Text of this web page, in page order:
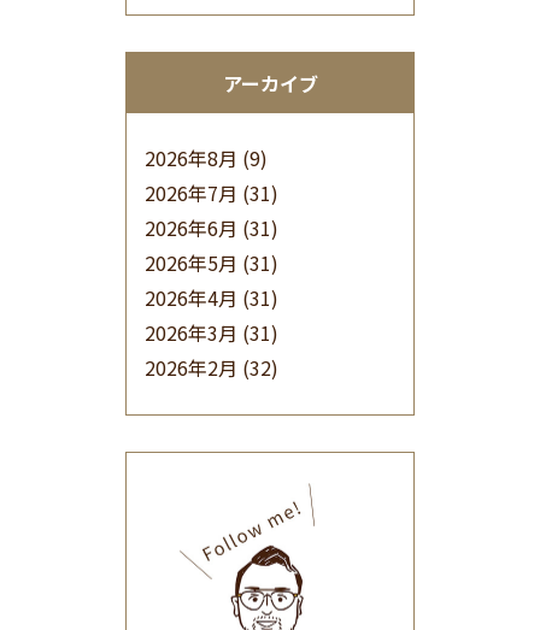
アーカイブ
2026年8月 (9)
2026年7月 (31)
2026年6月 (31)
2026年5月 (31)
2026年4月 (31)
2026年3月 (31)
2026年2月 (32)
(32)
2025年9月(30)
2025年8月(31)
2025年7月(37)